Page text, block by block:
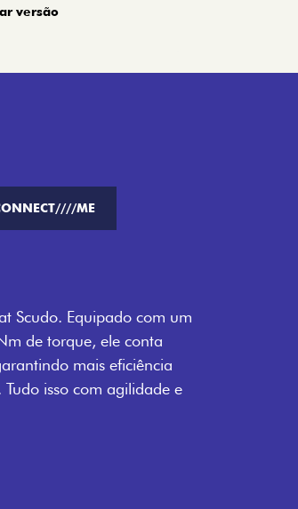
versão
ME
Scudo. Equipado com um
de torque, ele conta
mais eficiência
isso com agilidade e